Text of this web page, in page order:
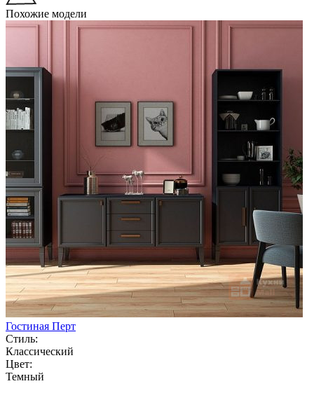
Похожие модели
Гостиная Перт
Стиль:
Классический
Цвет:
Темный